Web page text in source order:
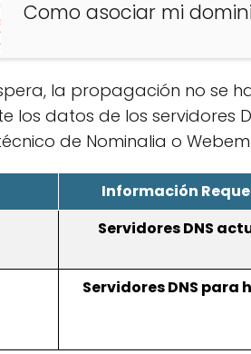
Como asociar mi
la propagación no se
datos de los servidores
de Nominalia o
Información
Servidores DNS
Servidores DNS para